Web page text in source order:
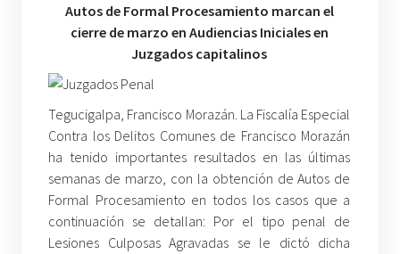
Autos de Formal Procesamiento marcan el
cierre de marzo en Audiencias Iniciales en
Juzgados capitalinos
Tegucigalpa, Francisco Morazán. La Fiscalía Especial
Contra los Delitos Comunes de Francisco Morazán
ha tenido importantes resultados en las últimas
semanas de marzo, con la obtención de Autos de
Formal Procesamiento en todos los casos que a
continuación se detallan: Por el tipo penal de
Lesiones Culposas Agravadas se le dictó dicha